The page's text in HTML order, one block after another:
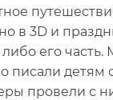
в 3D и
либо его
писали
провели